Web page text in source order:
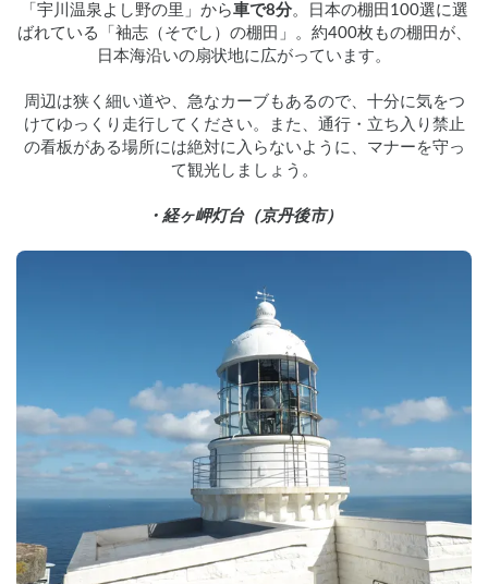
「宇川温泉よし野の里」から車で8分。日本の棚田100選に選
ばれている「袖志（そでし）の棚田」。約400枚もの棚田が、
日本海沿いの扇状地に広がっています。
周辺は狭く細い道や、急なカーブもあるので、十分に気をつ
けてゆっくり走行してください。また、通行・立ち入り禁止
の看板がある場所には絶対に入らないように、マナーを守っ
て観光しましょう。
・経ヶ岬灯台（京丹後市）